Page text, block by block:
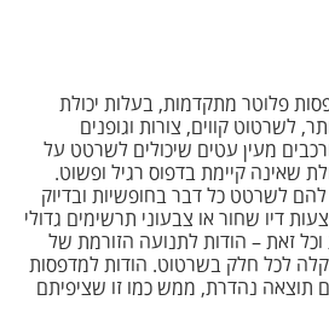
פלוטר מתקדמות, בעלות יכולת
לשרטוט קווים, צורות וגופנים
מעין עטים שיכולים לשרטט על
שאינה קיימת בדפוס רגיל ופשוט.
לשרטט כל דבר בחופשיות ובדיוק
דיו שחור או צבעוני תרשימים גדולי
זאת – הודות לתנועה הזורמת של
לכל חלק בשרטוט. הודות למדפסות
תוצאה נהדרת, ממש כמו זו שציפיתם